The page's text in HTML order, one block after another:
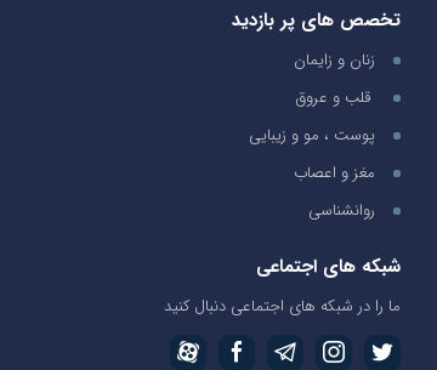
تخصص های پر بازدید
زنان و زایمان
قلب و عروق
پوست ، مو و زیبایی
مغز و اعصاب
روانشناسی
شبکه های اجتماعی
ما را در شبکه های اجتماعی دنبال کنید